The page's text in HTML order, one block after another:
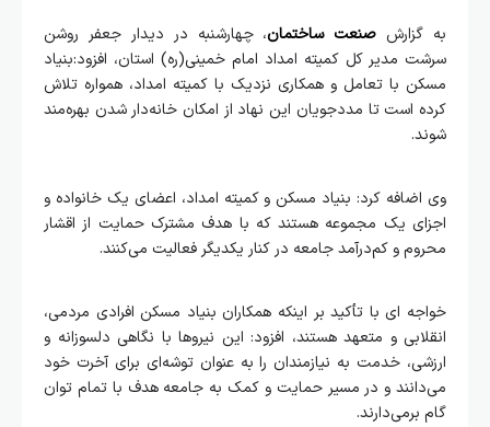
به گزارش صنعت ساختمان، چهارشنبه در دیدار جعفر روشن
سرشت مدیر کل کمیته امداد امام خمینی(ره) استان، افزود:بنیاد
مسکن با تعامل و همکاری نزدیک با کمیته امداد، همواره تلاش
کرده است تا مددجویان این نهاد از امکان خانه‌دار شدن بهره‌مند
شوند.
وی اضافه کرد: بنیاد مسکن و کمیته امداد، اعضای یک خانواده و
اجزای یک مجموعه هستند که با هدف مشترک حمایت از اقشار
محروم و کم‌درآمد جامعه در کنار یکدیگر فعالیت می‌کنند.
خواجه ای با تأکید بر اینکه همکاران بنیاد مسکن افرادی مردمی،
انقلابی و متعهد هستند، افزود: این نیروها با نگاهی دلسوزانه و
ارزشی، خدمت به نیازمندان را به عنوان توشه‌ای برای آخرت خود
می‌دانند و در مسیر حمایت و کمک به جامعه هدف با تمام توان
گام برمی‌دارند.